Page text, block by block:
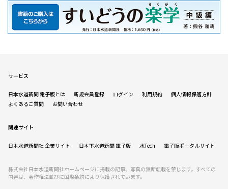
サービス
日本水道新聞 電子版とは 新規会員登録 ログイン 利用規約
個人情報保護方針
よくあるご質問
お問い合わせ
関連サイト
日本水道新聞社 企業サイト 日本下水道新聞 電子版 水Tech 電子版ポータルサイト
株式会社日本水道新聞社ホームページに掲載の記事、写真の無断転載を禁じます。すべての
内容は、著作権法並びに国際条約により保護されています。